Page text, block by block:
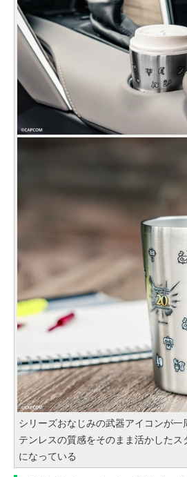
シリーズおなじみの武器アイコンが一
テンレスの質感をそのまま活かしたス
になっている